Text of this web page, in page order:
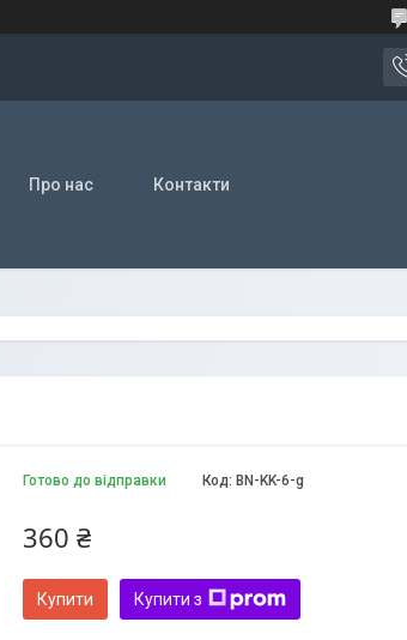
Про нас Контакти
Готово до відправки Код: BN-KK-6-g
360 ₴
Купити Купити з